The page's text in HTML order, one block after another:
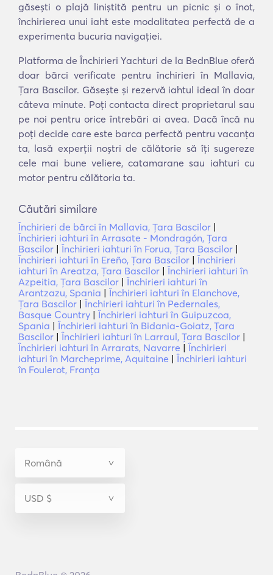
găsești o plajă liniștită pentru un picnic și o înot,
închirierea unui iaht este modalitatea perfectă de a
experimenta bucuria navigației.
Platforma de Închirieri Yachturi de la BednBlue oferă
doar bărci verificate pentru închirieri în Mallavia,
Ţara Bascilor. Găsește și rezervă iahtul ideal în doar
câteva minute. Poți contacta direct proprietarul sau
pe noi pentru orice întrebări ai avea. Dacă încă nu
poți decide care este barca perfectă pentru vacanța
ta, lasă experții noștri de călătorie să îți sugereze
cele mai bune veliere, catamarane sau iahturi cu
motor pentru călătoria ta.
Căutări similare
Închirieri de bărci în Mallavia, Ţara Bascilor |
Închirieri iahturi în Arrasate - Mondragón, Ţara
Bascilor | Închirieri iahturi în Forua, Ţara Bascilor |
Închirieri iahturi în Ereño, Ţara Bascilor | Închirieri
iahturi în Areatza, Ţara Bascilor | Închirieri iahturi în
Azpeitia, Ţara Bascilor | Închirieri iahturi în
Arantzazu, Spania | Închirieri iahturi în Elanchove,
Ţara Bascilor | Închirieri iahturi în Pedernales,
Basque Country | Închirieri iahturi în Guipuzcoa,
Spania | Închirieri iahturi în Bidania-Goiatz, Ţara
Bascilor | Închirieri iahturi în Larraul, Ţara Bascilor |
Închirieri iahturi în Arrarats, Navarre | Închirieri
iahturi în Marcheprime, Aquitaine | Închirieri iahturi
în Foulerot, Franţa